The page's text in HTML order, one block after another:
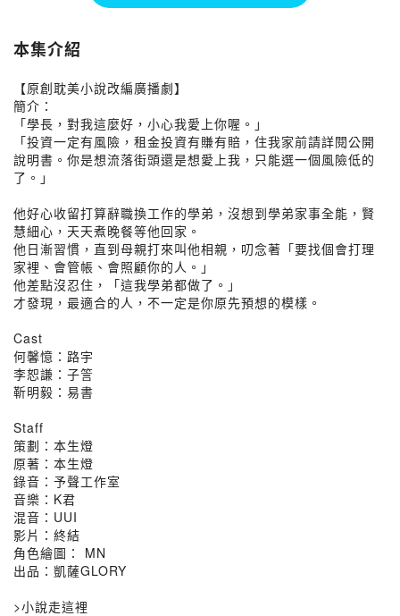
本集介紹
【原創耽美小說改編廣播劇】
簡介：
「學長，對我這麼好，小心我愛上你喔。」
「投資一定有風險，租金投資有賺有賠，住我家前請詳閱公開
說明書。你是想流落街頭還是想愛上我，只能選一個風險低的
了。」
他好心收留打算辭職換工作的學弟，沒想到學弟家事全能，賢
慧細心，天天煮晚餐等他回家。
他日漸習慣，直到母親打來叫他相親，叨念著「要找個會打理
家裡、會管帳、會照顧你的人。」
他差點沒忍住，「這我學弟都做了。」
才發現，最適合的人，不一定是你原先預想的模樣。
Cast
何馨憶：路宇
李恕謙：子䇾
靳明毅：易書
Staff
策劃：本生燈
原著：本生燈
錄音：予聲工作室
音樂：K君
混音：UUI
影片：終結
角色繪圖： MN
出品：凱薩GLORY
>小說走這裡